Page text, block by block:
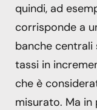
quindi, ad
corrisponde a
banche centrali
tassi in
che è
misurato. Ma